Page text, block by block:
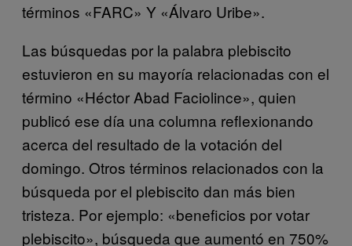
términos «FARC» Y «Álvaro Uribe».
Las búsquedas por la palabra plebiscito
estuvieron en su mayoría relacionadas con el
término «Héctor Abad Faciolince», quien
publicó ese día una columna reflexionando
acerca del resultado de la votación del
domingo. Otros términos relacionados con la
búsqueda por el plebiscito dan más bien
tristeza. Por ejemplo: «beneficios por votar
plebiscito», búsqueda que aumentó en 750%